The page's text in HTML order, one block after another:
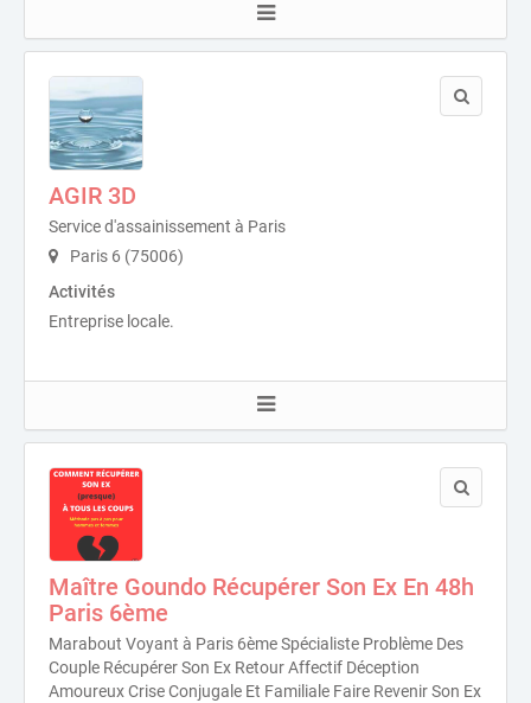
AGIR 3D
Service d'assainissement à Paris
Paris 6 (75006)
Activités
Entreprise locale.
Maître Goundo Récupérer Son Ex En 48h
Paris 6ème
Marabout Voyant à Paris 6ème Spécialiste Problème Des
Couple Récupérer Son Ex Retour Affectif Déception
Amoureux Crise Conjugale Et Familiale Faire Revenir Son Ex